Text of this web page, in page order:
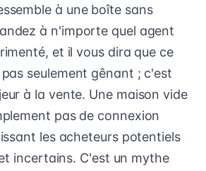
à une boîte sans
à n'importe quel agent
et il vous dira que ce
seulement gênant ; c'est
à la vente. Une maison vide
pas de connexion
les acheteurs potentiels
incertains. C'est un mythe